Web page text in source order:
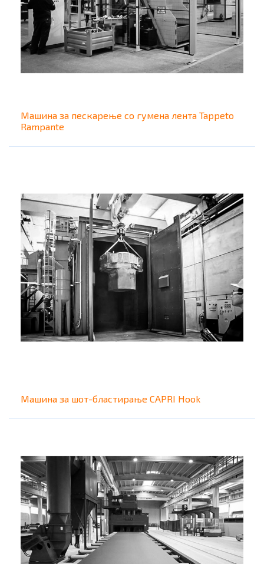
Машина за пескарење со гумена лента Tappeto
Rampante
Машина за шот-бластирање CAPRI Hook